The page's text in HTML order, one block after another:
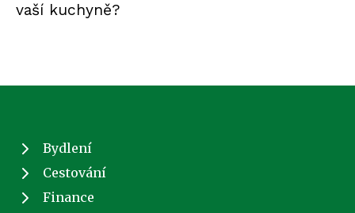
vaší kuchyně?
Bydlení
Cestování
Finance